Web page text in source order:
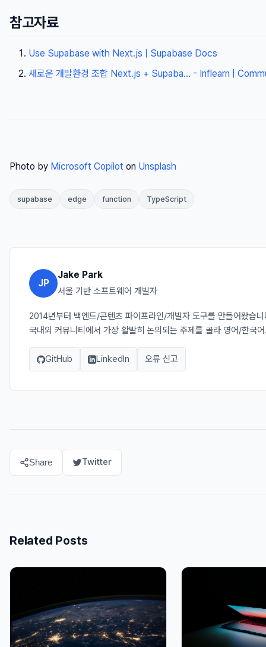
참고자료
Use Supabase with Next.js | Supabase Docs
새로운 개발환경 조합 Next.js + Supaba… - Inflearn |
Photo by Microsoft Copilot on Unsplash
supabase edge function TypeScript
JP
Jake Park
서울 기반 소프트웨어 개발자
2014년부터 백엔드/콘텐츠 파이프라인/개발자 도구를 만들어왔
국내외 커뮤니티에서 가장 활발히 논의되는 주제를 골라 영어/한국
GitHub LinkedIn 오류 신고
Share Twitter
Related Posts